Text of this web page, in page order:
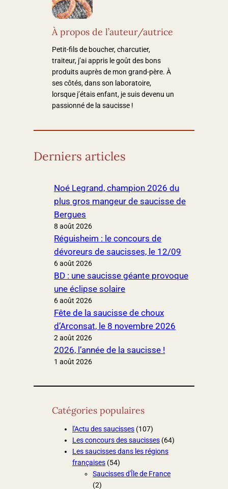
À propos de l’auteur/autrice
Petit-fils de boucher, charcutier,
traiteur, j’ai appris le goût des bons
produits auprès de mon grand-père. À
ses côtés, dans son laboratoire,
lorsque j’étais enfant, je suis devenu un
passionné de la saucisse !
Derniers articles
Noé Legrand, champion 2026 du
plus gros mangeur de saucisse de
Bergues
8 août 2026
Réguisheim : le concours de
dévoreurs de saucisses, le 12/09
6 août 2026
BD : une saucisse géante provoque
une éclipse solaire
6 août 2026
Fête de la saucisse de choux
d’Arconsat, le 8 novembre 2026
2 août 2026
2026, l’année de la saucisse !
1 août 2026
Catégories populaires
l'Actu des saucisses (107)
Les concours des saucisses (64)
Les saucisses dans les régions
françaises (54)
Saucisses d'Île de France
(2)